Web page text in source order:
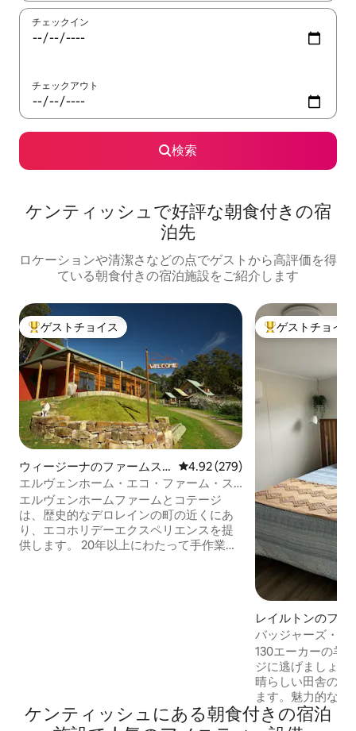
チェックイン
チェックアウト
検索
ケンティッシュで好評な朝食付きの宿
泊先
ロケーションや清潔さなどの点でゲストから高評価を得
ている朝食付きの宿泊施設をご紹介します
大好評のゲストチョイスです。
ゲストチョイス
ウィージーナのファームス
テイ
レビュー279件、5つ星中4.92つ
4.92 (279)
エルヴェンホーム・エコ・ファーム・ス
テイ・タスマニア
エルヴェンホームファームとコテージ
は、歴史的なデロレインの町の近くにあ
り、エコホリデーエクスペリエンスを提
供します。 20年以上にわたって手作業で
のベッドルームがあります。 個別のダイ
ニングエリアとリビングエリアは暖かく
大好評のゲスト
ゲストチョイス
レイルトンのファ
イ
バッジャーズ・ビ
ームステイ
130エーカーの羊
ジに逃げましょう
晴らしい田舎の景
ます。魅力的な
ールドの近くにあ
オブ・タスマニア
ケンティッシュにある朝食付きの宿泊